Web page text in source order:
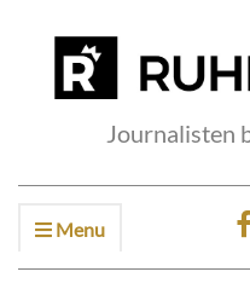
Journalisten
Menu